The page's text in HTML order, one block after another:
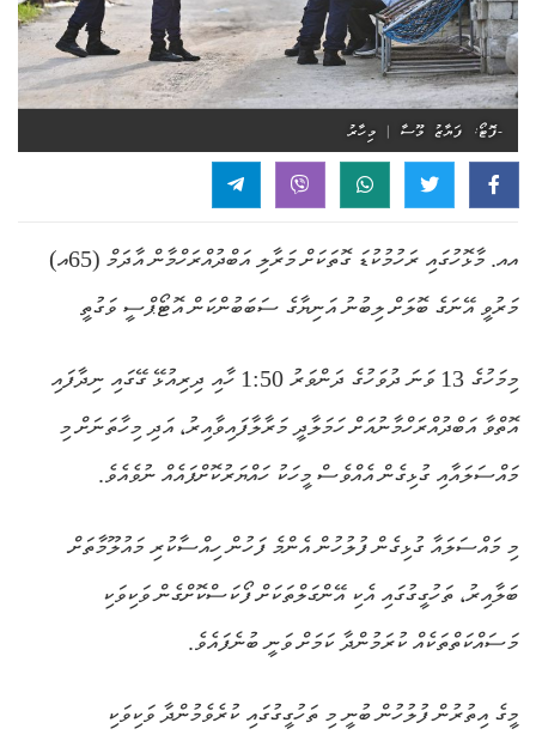
-ފޮޓޯ: ފަޔާޒު މޫސާ | މިހާރު
އއ. މާޅޮހުގައި ރަހުމުކުޑަ ގޮތަކަށް މަރާލި އަބްދުއްރަހްމާން އާދަމް (65އ)
މަރުވީ އޭނަގެ ބޮލަށް ލިބުނު އަނިޔާގެ ސަބަބުންކަން އޮޓޯޕްސީ ވަގުތީ
މިމަހުގެ 13 ވަނަ ދުވަހުގެ ދަންވަރު 1:50 ހާއި ދިރިއުޅޭ ގޭގައި ނިދާފައި
އޮތްވާ އަބްދުއްރަހްމާނުއަށް ހަމަލާދީ މަރާލާފައިވާއިރު، އަދި މިހާތަނަށް މި
މައްސަލައާއި ގުޅިގެން އެއްވެސް މީހަކު ހައްޔަރުކޮށްފައެއް ނުވެއެވެ.
މި މައްސަލައާ ގުޅިގެން ފުލުހުން އެންމެ ފަހުން ހިއްސާކުރި މައުލޫމާތަށް
ބަލާއިރު، ތަހުގީގުގައި އެކި އޭންގަލްތަކަށް ފޯކަސްކޮށްގެން ވަކިވަކި
މަސައްކަތްތަކެއް ކުރަމުންދާ ކަމަށް ވަނީ ބުނެފައެވެ.
މީގެ އިތުރުން ފުލުހުން ބުނީ މި ތަހުގީގުގައި ކުރެވެމުންދާ ވަކިވަކި